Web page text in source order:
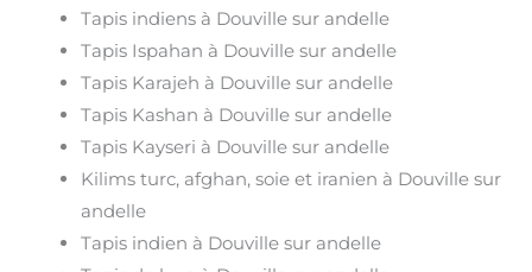
Tapis indiens à Douville sur andelle
Tapis Ispahan à Douville sur andelle
Tapis Karajeh à Douville sur andelle
Tapis Kashan à Douville sur andelle
Tapis Kayseri à Douville sur andelle
Kilims turc, afghan, soie et iranien à Douville sur
andelle
Tapis indien à Douville sur andelle